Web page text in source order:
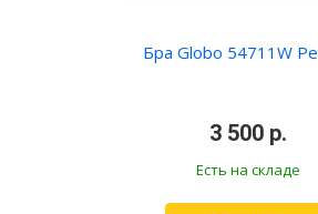
Бра Globo 54711W
3 500 р.
Есть на складе